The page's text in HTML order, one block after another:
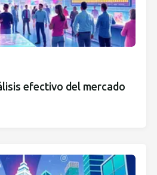
efectivo del mercado